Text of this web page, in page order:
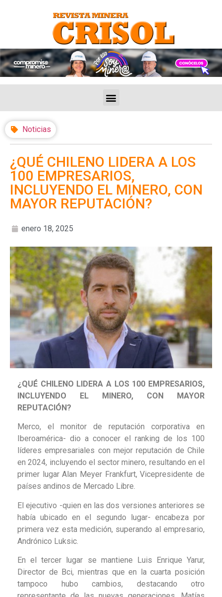
Noticias
¿QUÉ CHILENO LIDERA A LOS
100 EMPRESARIOS,
INCLUYENDO EL MINERO, CON
MAYOR REPUTACIÓN?
enero 18, 2025
¿QUÉ CHILENO LIDERA A LOS 100 EMPRESARIOS,
INCLUYENDO EL MINERO, CON MAYOR
REPUTACIÓN?
Merco, el monitor de reputación corporativa en
Iberoamérica- dio a conocer el ranking de los 100
líderes empresariales con mejor reputación de Chile
en 2024, incluyendo el sector minero, resultando en el
primer lugar Alan Meyer Frankfurt, Vicepresidente de
países andinos de Mercado Libre.
El ejecutivo -quien en las dos versiones anteriores se
había ubicado en el segundo lugar- encabeza por
primera vez esta medición, superando al empresario,
Andrónico Luksic.
En el tercer lugar se mantiene Luis Enrique Yarur,
Director de Bci, mientras que en la cuarta posición
tampoco hubo cambios, destacando otro